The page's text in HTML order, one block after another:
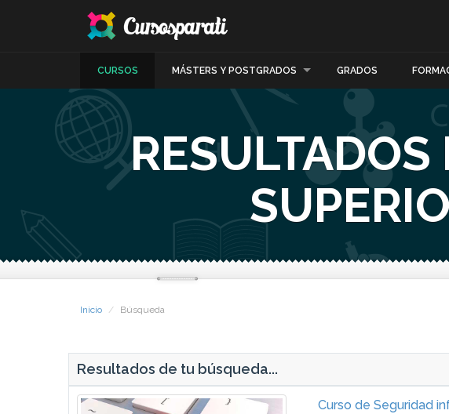
CURSOS MÁSTERS Y POSTGRADOS GRADOS
RESULTADOS
Inicio Búsqueda
Resultados de tu búsqueda...
Curso de Seguridad